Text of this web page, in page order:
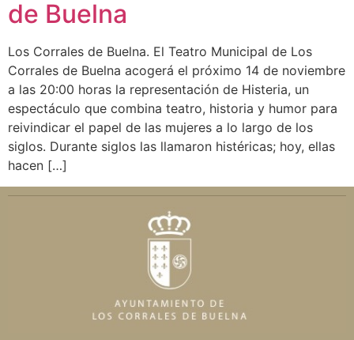
de Buelna
Los Corrales de Buelna. El Teatro Municipal de Los
Corrales de Buelna acogerá el próximo 14 de noviembre
a las 20:00 horas la representación de Histeria, un
espectáculo que combina teatro, historia y humor para
reivindicar el papel de las mujeres a lo largo de los
siglos. Durante siglos las llamaron histéricas; hoy, ellas
hacen […]